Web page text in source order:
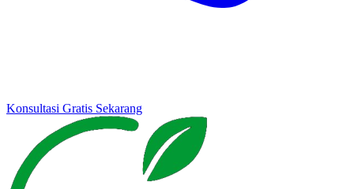
Konsultasi Gratis Sekarang